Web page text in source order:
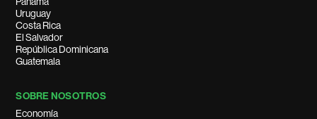
Uruguay
Costa Rica
El Salvador
República Dominicana
Guatemala
SOBRE NOSOTROS
Economía